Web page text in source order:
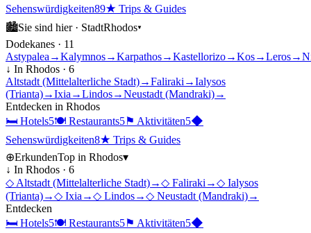
Sehenswürdigkeiten89★ Trips & Guides
🏙Sie sind hier · StadtRhodos▾
Dodekanes · 11
Astypalea →Kalymnos→Karpathos→Kastellorizo→Kos→Leros→
↓ In Rhodos · 6
Altstadt (Mittelalterliche Stadt)→Faliraki →Ialysos
(Trianta)→Ixia →Lindos→Neustadt (Mandraki)→
Entdecken in Rhodos
🛏 Hotels5🍽 Restaurants5⚑ Aktivitäten5◆
Sehenswürdigkeiten8★ Trips & Guides
⊕ErkundenTop in Rhodos▾
↓ In Rhodos · 6
◇ Altstadt (Mittelalterliche Stadt)→◇ Faliraki →◇ Ialysos
(Trianta)→◇ Ixia →◇ Lindos→◇ Neustadt (Mandraki)→
Entdecken
🛏 Hotels5🍽 Restaurants5⚑ Aktivitäten5◆